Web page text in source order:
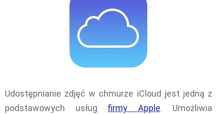
Udostępnianie zdjęć w chmurze iCloud jest jedną z
podstawowych usług firmy Apple. Umożliwia